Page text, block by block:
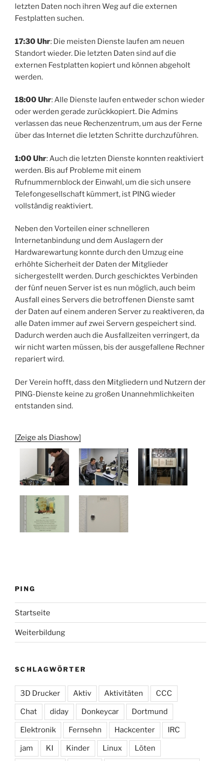
letzten Daten noch ihren Weg auf die externen
Festplatten suchen.
17:30 Uhr: Die meisten Dienste laufen am neuen
Standort wieder. Die letzten Daten sind auf die
externen Festplatten kopiert und können abgeholt
werden.
18:00 Uhr: Alle Dienste laufen entweder schon wieder
oder werden gerade zurückkopiert. Die Admins
verlassen das neue Rechenzentrum, um aus der Ferne
über das Internet die letzten Schritte durchzuführen.
1:00 Uhr: Auch die letzten Dienste konnten reaktiviert
werden. Bis auf Probleme mit einem
Rufnummernblock der Einwahl, um die sich unsere
Telefongesellschaft kümmert, ist PING wieder
vollständig reaktiviert.
Neben den Vorteilen einer schnelleren
Internetanbindung und dem Auslagern der
Hardwarewartung konnte durch den Umzug eine
erhöhte Sicherheit der Daten der Mitglieder
sichergestellt werden. Durch geschicktes Verbinden
der fünf neuen Server ist es nun möglich, auch beim
Ausfall eines Servers die betroffenen Dienste samt
der Daten auf einem anderen Server zu reaktiveren, da
alle Daten immer auf zwei Servern gespeichert sind.
Dadurch werden auch die Ausfallzeiten verringert, da
wir nicht warten müssen, bis der ausgefallene Rechner
repariert wird.
Der Verein hofft, dass den Mitgliedern und Nutzern der
PING-Dienste keine zu großen Unannehmlichkeiten
entstanden sind.
[Zeige als Diashow]
PING
Startseite
Weiterbildung
SCHLAGWÖRTER
3D Drucker Aktiv Aktivitäten CCC
Chat diday Donkeycar Dortmund
Elektronik Fernsehn Hackcenter IRC
jam KI Kinder Linux Löten